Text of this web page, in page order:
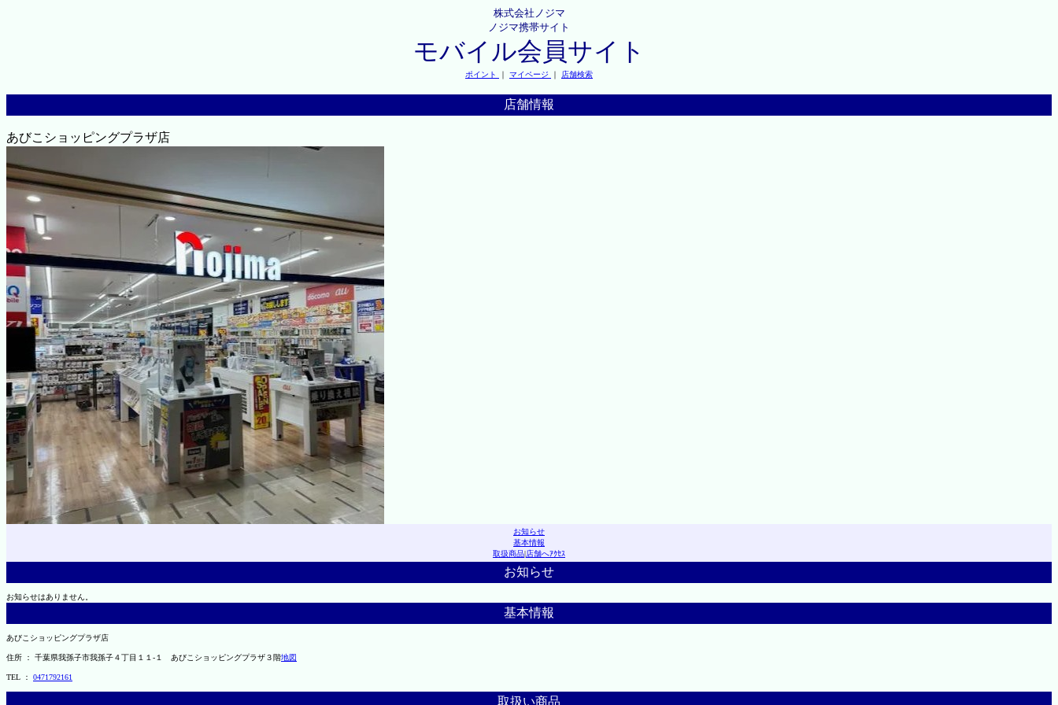
株式会社ノジマ
ノジマ携帯サイト
モバイル会員サイト
ポイント ｜ マイページ ｜ 店舗検索
店舗情報
あびこショッピングプラザ店
お知らせ
基本情報
取扱商品|店舗へｱｸｾｽ
お知らせ
お知らせはありません。
基本情報
あびこショッピングプラザ店
住所 ： 千葉県我孫子市我孫子４丁目１１-１ あびこショッピングプラザ３階地図
TEL ： 0471792161
取扱い商品